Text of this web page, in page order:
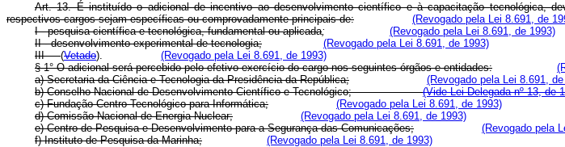
Art. 13. É instituído o adicional de incentivo ao desenvolvimento científico e à capacitação tecnológica,
respectivos cargos sejam específicas ou comprovadamente principais de:
(Revogado pela Lei 8.691, de
I - pesquisa científica e tecnológica, fundamental ou aplicada;
(Revogado pela Lei 8.691, de 1993)
II - desenvolvimento experimental de tecnologia;
(Revogado pela Lei 8.691, de 1993)
III -(Vetado). (Revogado pela Lei 8.691, de 1993)
§ 1° O adicional será percebido pelo efetivo exercício do cargo nos seguintes órgãos e entidades:
a) Secretaria da Ciência e Tecnologia da Presidência da República;
(Revogado pela Lei 8.691,
b) Conselho Nacional de Desenvolvimento Científico e Tecnológico;(Vide Lei Delegada nº 13, de
c) Fundação Centro Tecnológico para Informática;
(Revogado pela Lei 8.691, de 1993)
d) Comissão Nacional de Energia Nuclear;
(Revogado pela Lei 8.691, de 1993)
e) Centro de Pesquisa e Desenvolvimento para a Segurança das Comunicações;
(Revogado pela
f) Instituto de Pesquisa da Marinha;
(Revogado pela Lei 8.691, de 1993)